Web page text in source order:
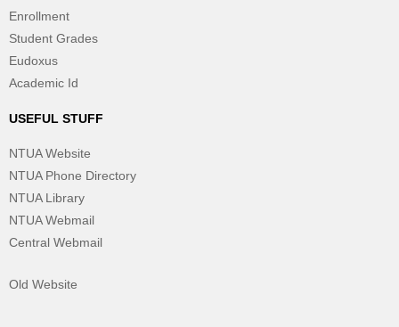
Enrollment
Student Grades
Eudoxus
Academic Id
USEFUL STUFF
NTUA Website
NTUA Phone Directory
NTUA Library
NTUA Webmail
Central Webmail
Old Website